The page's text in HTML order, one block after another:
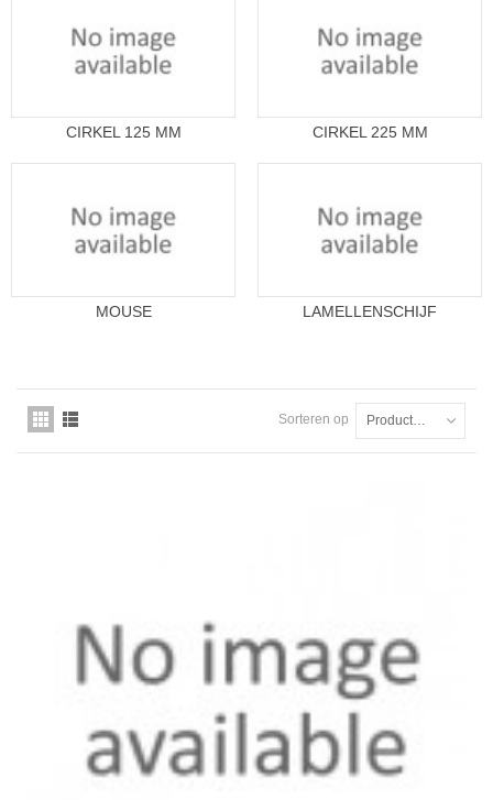
CIRKEL 125 MM CIRKEL 225 MM
MOUSE LAMELLENSCHIJF
Sorteren op Productnaam: A tot Z